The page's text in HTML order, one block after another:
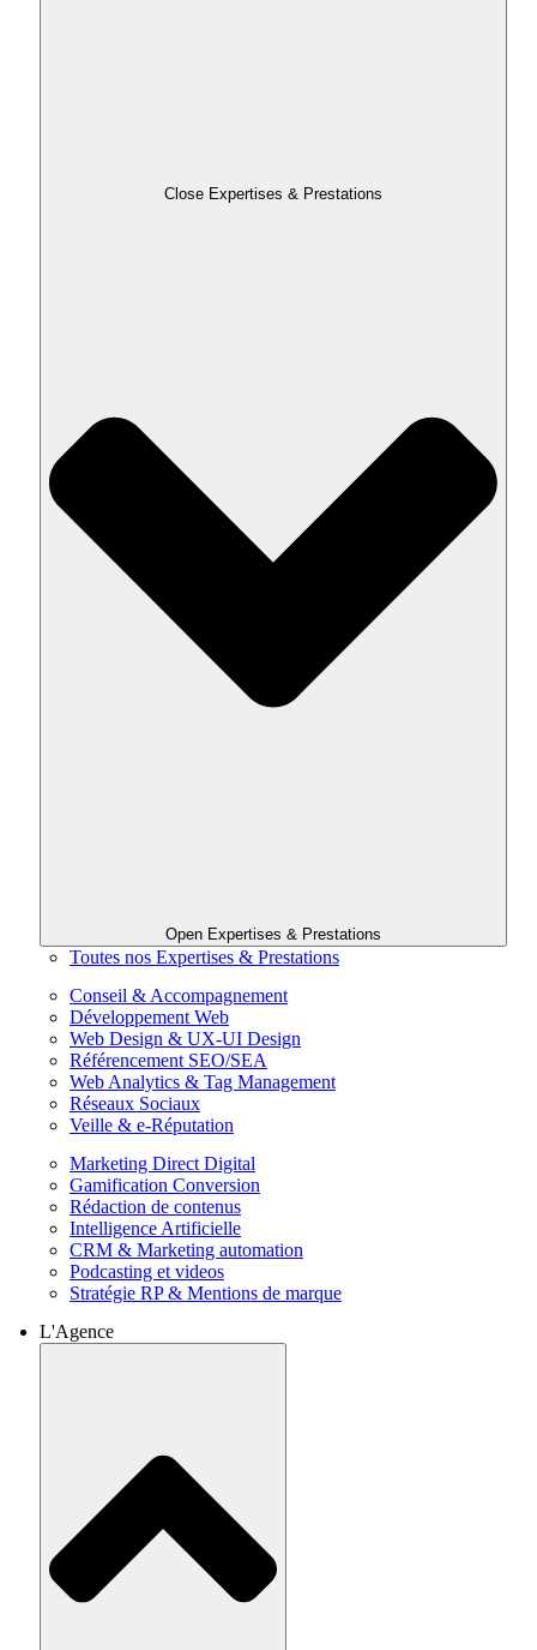
Close Expertises & Prestations
Open Expertises & Prestations
Toutes nos Expertises & Prestations
Conseil & Accompagnement
Développement Web
Web Design & UX-UI Design
Référencement SEO/SEA
Web Analytics & Tag Management
Réseaux Sociaux
Veille & e-Réputation
Marketing Direct Digital
Gamification Conversion
Rédaction de contenus
Intelligence Artificielle
CRM & Marketing automation
Podcasting et videos
Stratégie RP & Mentions de marque
L'Agence